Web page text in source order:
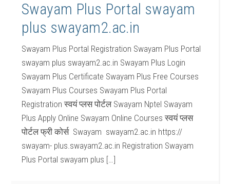
Swayam Plus Portal swayam
plus swayam2.ac.in
Swayam Plus Portal Registration Swayam Plus Portal
swayam plus swayam2.ac.in Swayam Plus Login
Swayam Plus Certificate Swayam Plus Free Courses
Swayam Plus Courses Swayam Plus Portal
Registration स्वयं प्लस पोर्टल Swayam Nptel Swayam
Plus Apply Online Swayam Online Courses स्वयं प्लस
पोर्टल फ्री कोर्स Swayam swayam2.ac.in https://
swayam- plus.swayam2.ac.in Registration Swayam
Plus Portal swayam plus […]